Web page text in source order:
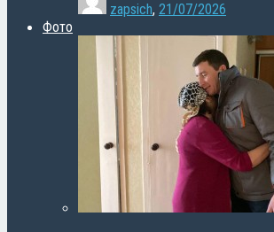
zapsich, 21/07/2026
Фото